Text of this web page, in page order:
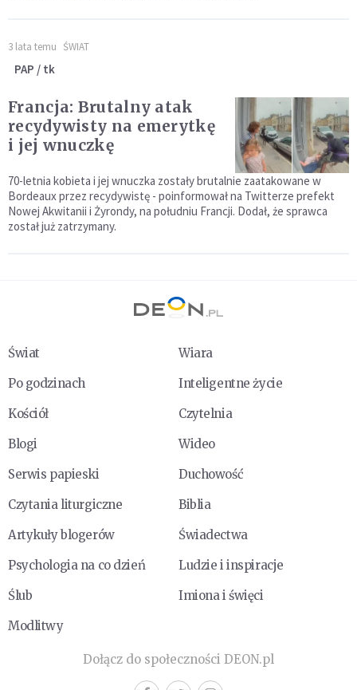
3 lata temu ŚWIAT
PAP / tk
Francja: Brutalny atak
recydywisty na emerytkę
i jej wnuczkę
70-letnia kobieta i jej wnuczka zostały brutalnie zaatakowane w
Bordeaux przez recydywistę - poinformował na Twitterze prefekt
Nowej Akwitanii i Żyrondy, na południu Francji. Dodał, że sprawca
został już zatrzymany.
Świat
Wiara
Po godzinach
Inteligentne życie
Kościół
Czytelnia
Blogi
Wideo
Serwis papieski
Duchowość
Czytania liturgiczne
Biblia
Artykuły blogerów
Świadectwa
Psychologia na co dzień
Ludzie i inspiracje
Ślub
Imiona i święci
Modlitwy
Dołącz do społeczności DEON.pl